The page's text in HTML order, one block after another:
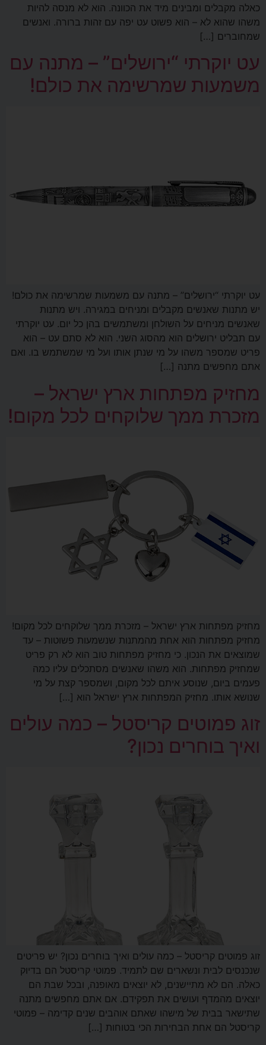
כאלה מקבלים ומבינים מיד את הכוונה. הוא לא מנסה להיות
משהו שהוא לא – הוא פשוט עט יפה עם זהות ברורה. ואנשים
שמחוברים […]
עט יוקרתי “ירושלים” – מתנה עם
משמעות שמרשימה את כולם!
עט יוקרתי “ירושלים” – מתנה עם משמעות שמרשימה את כולם!
יש מתנות שאנשים מקבלים ומניחים במגירה. ויש מתנות
שאנשים מניחים על השולחן ומשתמשים בהן כל יום. עט יוקרתי
עם תבליט ירושלים הוא מהסוג השני. הוא לא סתם עט – הוא
פריט שמספר משהו על מי שנתן אותו ועל מי שמשתמש בו. ואם
אתם מחפשים מתנה […]
מחזיק מפתחות ארץ ישראל –
מזכרת ממך שלוקחים לכל מקום!
מחזיק מפתחות ארץ ישראל – מזכרת ממך שלוקחים לכל מקום!
מחזיק מפתחות הוא אחת מהמתנות שנשמעות פשוטות – עד
שמוצאים את הנכון. כי מחזיק מפתחות טוב הוא לא רק פריט
שמחזיק מפתחות. הוא משהו שאנשים מסתכלים עליו כמה
פעמים ביום, שנוסע איתם לכל מקום, ושמספר קצת על מי
שנושא אותו. מחזיק המפתחות ארץ ישראל הוא […]
זוג פמוטים קריסטל – כמה עולים
ואיך בוחרים נכון?
זוג פמוטים קריסטל – כמה עולים ואיך בוחרים נכון? יש פריטים
שנכנסים לבית ונשארים שם לתמיד. פמוטי קריסטל הם בדיוק
כאלה. הם לא מתיישנים, לא יוצאים מאופנה, ובכל שבת הם
יוצאים מהמדף ועושים את תפקידם. אם אתם מחפשים מתנה
שתישאר בבית של מישהו שאתם אוהבים שנים קדימה – פמוטי
קריסטל הם אחת הבחירות הכי בטוחות […]